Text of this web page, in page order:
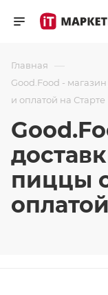
Главная —
Good.Food -
и оплатой на Старте
пиццы